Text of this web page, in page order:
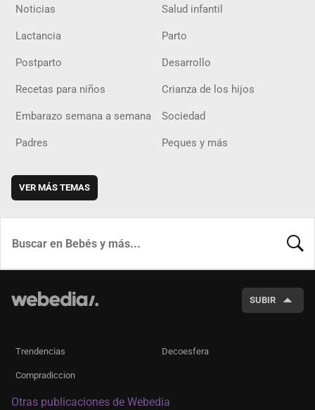
Noticias Salud infantil
Lactancia Parto
Postparto Desarrollo
Recetas para niños Crianza de los hijos
Embarazo semana a semana Sociedad
Padres Peques y más
VER MÁS TEMAS
SUBIR
Trendencias Decoesfera
Compradiccion
Otras publicaciones de Webedia